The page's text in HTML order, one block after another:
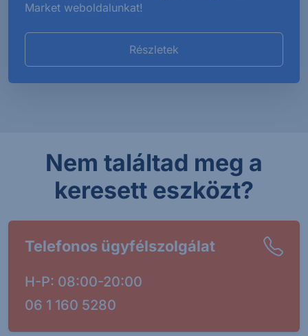
Market weboldalunkat!
Részletek
Nem találtad meg a
keresett eszközt?
Telefonos ügyfélszolgálat
H-P: 08:00-20:00
06 1 160 5280